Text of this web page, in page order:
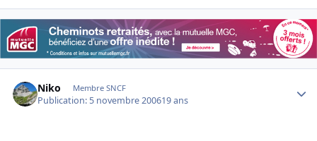
Niko Membre SNCF
Publication: 5 novembre 200619 ans